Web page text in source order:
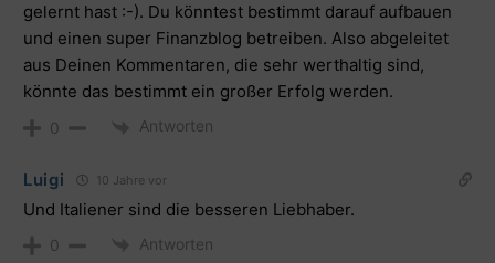
gelernt hast :-). Du könntest bestimmt darauf aufbauen
und einen super Finanzblog betreiben. Also abgeleitet
aus Deinen Kommentaren, die sehr werthaltig sind,
könnte das bestimmt ein großer Erfolg werden.
0 Antworten
Luigi 10 Jahre vor
Und Italiener sind die besseren Liebhaber.
0 Antworten